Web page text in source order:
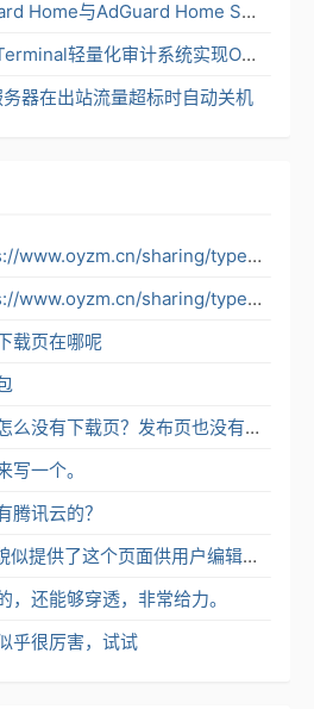
利用AdGuard Home与AdGuard Home Sync打造内网分布式DNS服务架构
利用Next Terminal轻量化审计系统实现OpenClaw安全便捷访问
器在出站流量超标时自动关机
欧阳: https://www.oyzm.cn/sharing/typecho-alioss-stor...
欧阳: https://www.oyzm.cn/sharing/typecho-alioss-stor...
载页在哪呢
老段同学: 怎么没有下载页？发布页也没有了。
写一个。
腾讯云的？
蒙需: WP 貌似提供了这个页面供用户编辑了。
，还能够穿透，非常给力。
乎很厉害，试试